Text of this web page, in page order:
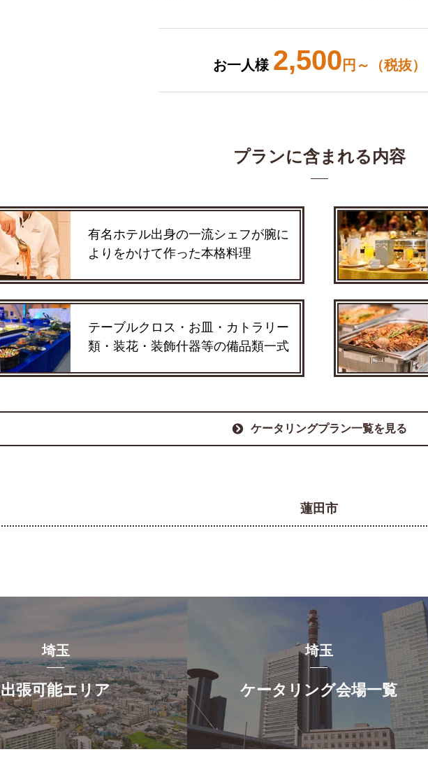
お一人様 2,500 円～（税抜）
プランに含まれる内容
有名ホテル出身の一流シェフが腕に
よりをかけて作った本格料理
テーブルクロス・お皿・カトラリー
類・装花・装飾什器等の備品類一式
ケータリングプラン一覧を見る
蓮田市
埼玉
出張可能エリア
埼玉
ケータリング会場一覧